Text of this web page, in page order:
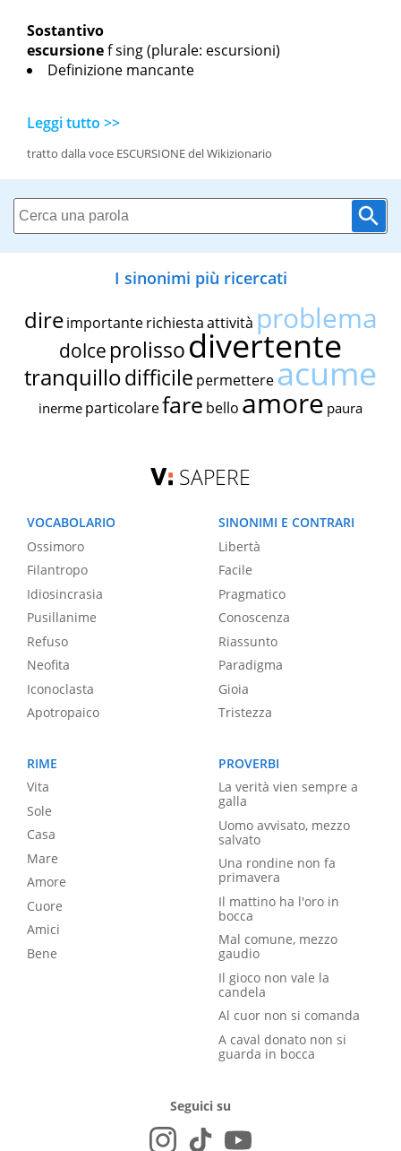
Sostantivo
escursionef sing(plurale: escursioni)
Definizione mancante
Leggi tutto >>
tratto dalla voce ESCURSIONE del Wikizionario
I sinonimi più ricercati
dire importante richiestaattività problema
dolce prolissodivertente
tranquillodifficile permettereacume
inerme particolarefare bello amore paura
SAPERE
VOCABOLARIO
Ossimoro
Filantropo
Idiosincrasia
Pusillanime
Refuso
Neofita
Iconoclasta
Apotropaico
SINONIMI E CONTRARI
Libertà
Facile
Pragmatico
Conoscenza
Riassunto
Paradigma
Gioia
Tristezza
RIME
Vita
Sole
Casa
Mare
Amore
Cuore
Amici
Bene
PROVERBI
La verità vien sempre a
galla
Uomo avvisato, mezzo
salvato
Una rondine non fa
primavera
Il mattino ha l'oro in
bocca
Mal comune, mezzo
gaudio
Il gioco non vale la
candela
Al cuor non si comanda
A caval donato non si
guarda in bocca
Seguici su